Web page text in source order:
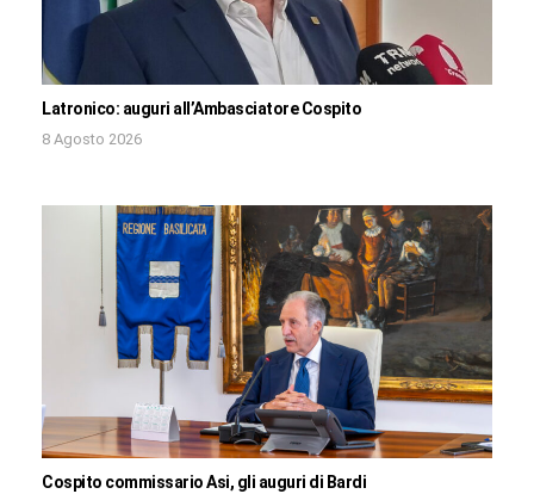
Latronico: auguri all’Ambasciatore Cospito
8 Agosto 2026
Cospito commissario Asi, gli auguri di Bardi